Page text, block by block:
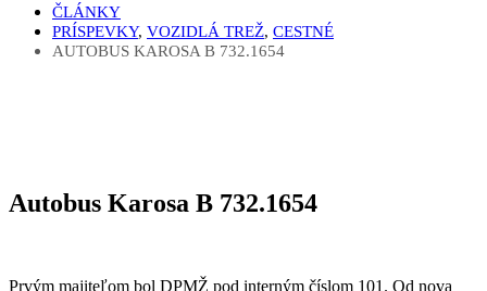
ČLÁNKY
PRÍSPEVKY, VOZIDLÁ TREŽ, CESTNÉ
AUTOBUS KAROSA B 732.1654
Autobus Karosa B 732.1654
Prvým majiteľom bol DPMŽ pod interným číslom 101. Od nova